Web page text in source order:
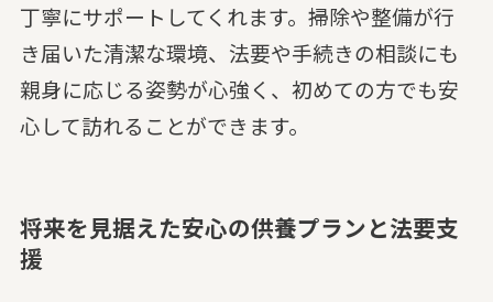
丁寧にサポートしてくれます。掃除や整備が行
き届いた清潔な環境、法要や手続きの相談にも
親身に応じる姿勢が心強く、初めての方でも安
心して訪れることができます。
将来を見据えた安心の供養プランと法要支
援